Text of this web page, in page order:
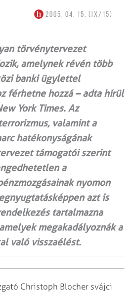
2005. 04. 15. (IX/15)
törvénytervezet
amelynek révén több
banki ügylettel
férhetne hozzá – adta hírül
York Times. Az
valamint a
hatékonyságának
támogatói szerint
a
nyomon
azt is
tartalmazna
megakadályoznák a
való visszaélést.
Christoph Blocher svájci